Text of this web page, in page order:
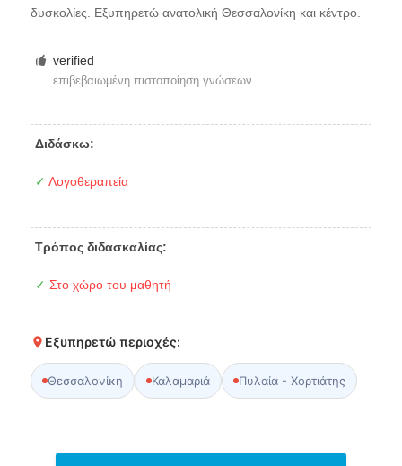
δυσκολίες. Εξυπηρετώ ανατολική Θεσσαλονίκη και κέντρο.
verified
επιβεβαιωμένη πιστοποίηση γνώσεων
Διδάσκω:
✓ Λογοθεραπεία
Τρόπος διδασκαλίας:
✓ Στο χώρο του μαθητή
Εξυπηρετώ περιοχές:
Θεσσαλονίκη Καλαμαριά Πυλαία - Χορτιάτης